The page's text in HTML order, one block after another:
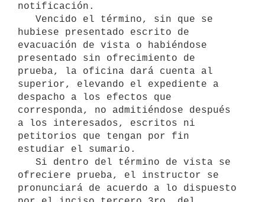
notificación.
hubiese presentado escrito de
evacuación de vista o habiéndose
presentado sin ofrecimiento de
prueba, la oficina dará cuenta al
superior, elevando el expediente a
despacho a los efectos que
corresponda, no admitiéndose después
a los interesados, escritos ni
petitorios que tengan por fin
estudiar el sumario.
ofreciere prueba, el instructor se
pronunciará de acuerdo a lo dispuesto